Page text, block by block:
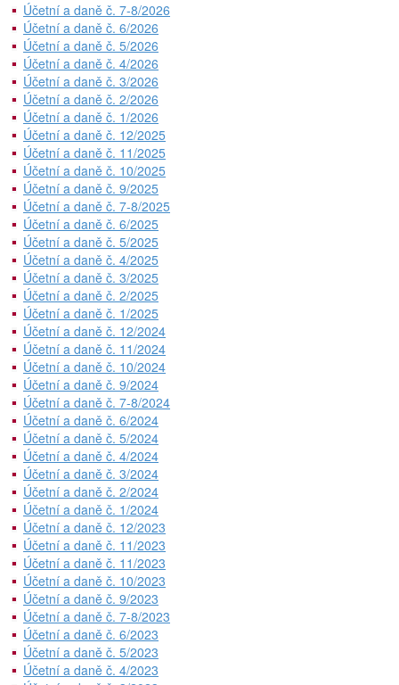
Účetní a daně č. 7-8/2026
Účetní a daně č. 6/2026
Účetní a daně č. 5/2026
Účetní a daně č. 4/2026
Účetní a daně č. 3/2026
Účetní a daně č. 2/2026
Účetní a daně č. 1/2026
Účetní a daně č. 12/2025
Účetní a daně č. 11/2025
Účetní a daně č. 10/2025
Účetní a daně č. 9/2025
Účetní a daně č. 7-8/2025
Účetní a daně č. 6/2025
Účetní a daně č. 5/2025
Účetní a daně č. 4/2025
Účetní a daně č. 3/2025
Účetní a daně č. 2/2025
Účetní a daně č. 1/2025
Účetní a daně č. 12/2024
Účetní a daně č. 11/2024
Účetní a daně č. 10/2024
Účetní a daně č. 9/2024
Účetní a daně č. 7-8/2024
Účetní a daně č. 6/2024
Účetní a daně č. 5/2024
Účetní a daně č. 4/2024
Účetní a daně č. 3/2024
Účetní a daně č. 2/2024
Účetní a daně č. 1/2024
Účetní a daně č. 12/2023
Účetní a daně č. 11/2023
Účetní a daně č. 11/2023
Účetní a daně č. 10/2023
Účetní a daně č. 9/2023
Účetní a daně č. 7-8/2023
Účetní a daně č. 6/2023
Účetní a daně č. 5/2023
Účetní a daně č. 4/2023